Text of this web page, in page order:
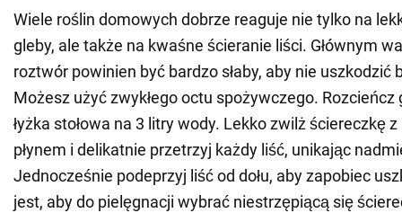
Wiele roślin domowych dobrze reaguje nie tylko na
gleby, ale także na kwaśne ścieranie liści. Głównym
roztwór powinien być bardzo słaby, aby nie uszkodzić
Możesz użyć zwykłego octu spożywczego. Rozcieńcz
łyżka stołowa na 3 litry wody. Lekko zwilż ściereczkę
płynem i delikatnie przetrzyj każdy liść, unikając
Jednocześnie podeprzyj liść od dołu, aby zapobiec
jest, aby do pielęgnacji wybrać niestrzępiącą się